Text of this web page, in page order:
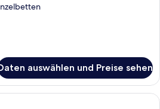
auswählen und Preise sehen